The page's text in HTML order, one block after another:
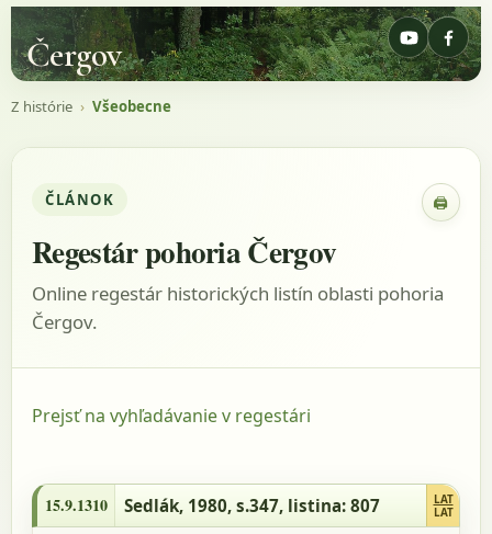
Čergov
Z histórie › Všeobecne
ČLÁNOK 🖨
Regestár pohoria Čergov
Online regestár historických listín oblasti pohoria
Čergov.
Prejsť na vyhľadávanie v regestári
15.9.1310 Sedlák, 1980, s.347, listina: 807
LAT
LAT